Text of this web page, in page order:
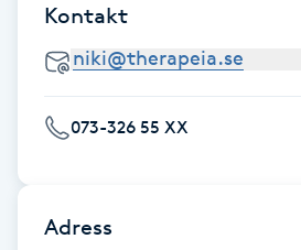
Färgning
Gel naglar
Gelenaglar
Kontakt
073-326 55 XX
Adress